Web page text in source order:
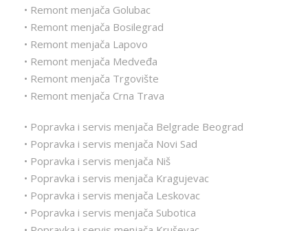
• Remont menjača Golubac
• Remont menjača Bosilegrad
• Remont menjača Lapovo
• Remont menjača Medveđa
• Remont menjača Trgovište
• Remont menjača Crna Trava
• Popravka i servis menjača Belgrade Beograd
• Popravka i servis menjača Novi Sad
• Popravka i servis menjača Niš
• Popravka i servis menjača Kragujevac
• Popravka i servis menjača Leskovac
• Popravka i servis menjača Subotica